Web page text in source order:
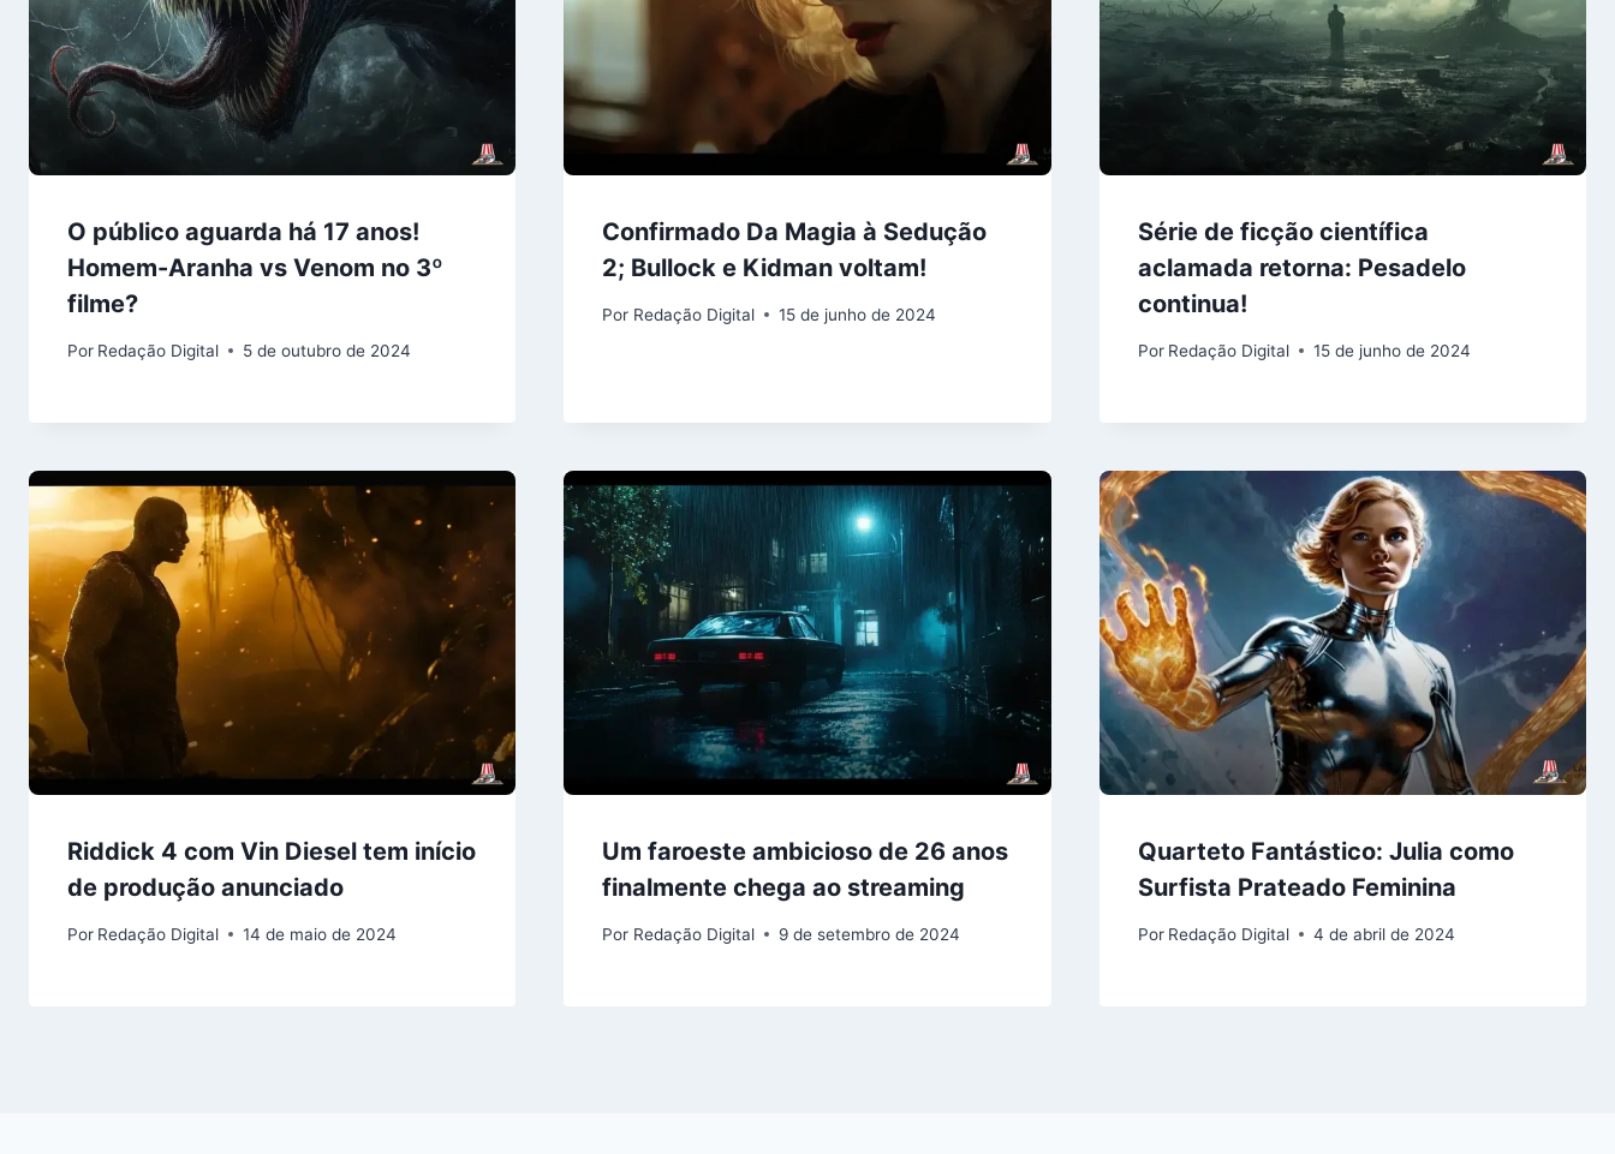
O público aguarda há 17 anos!
Homem-Aranha vs Venom no 3º
filme?
Por Redação Digital 5 de outubro de 2024
Confirmado Da Magia à Sedução
2; Bullock e Kidman voltam!
Por Redação Digital 15 de junho de 2024
Série de ficção científica
aclamada retorna: Pesadelo
continua!
Por Redação Digital 15 de junho de 2024
Riddick 4 com Vin Diesel tem início
de produção anunciado
Por Redação Digital 14 de maio de 2024
Um faroeste ambicioso de 26 anos
finalmente chega ao streaming
Por Redação Digital 9 de setembro de 2024
Quarteto Fantástico: Julia como
Surfista Prateado Feminina
Por Redação Digital 4 de abril de 2024